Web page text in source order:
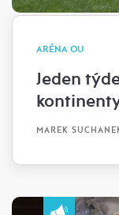
ARÉNA OU
Jeden
MAREK